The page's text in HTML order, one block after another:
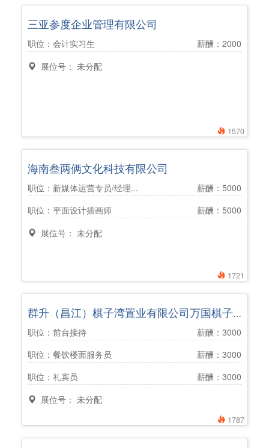
1570
三亚参度企业管理有限公司
职位：会计实习生
薪酬：2000
展位号： 未分配
1721
海南叁两俩文化科技有限公司
职位：新媒体运营专员/经理...
薪酬：5000
职位：平面设计插画师
薪酬：5000
展位号： 未分配
1787
群升（昌江）棋子湾置业有限公司万国棋子湾海滩大酒店
职位：前台接待
薪酬：3000
职位：餐饮楼面服务员
薪酬：3000
职位：礼宾员
薪酬：3000
展位号： 未分配